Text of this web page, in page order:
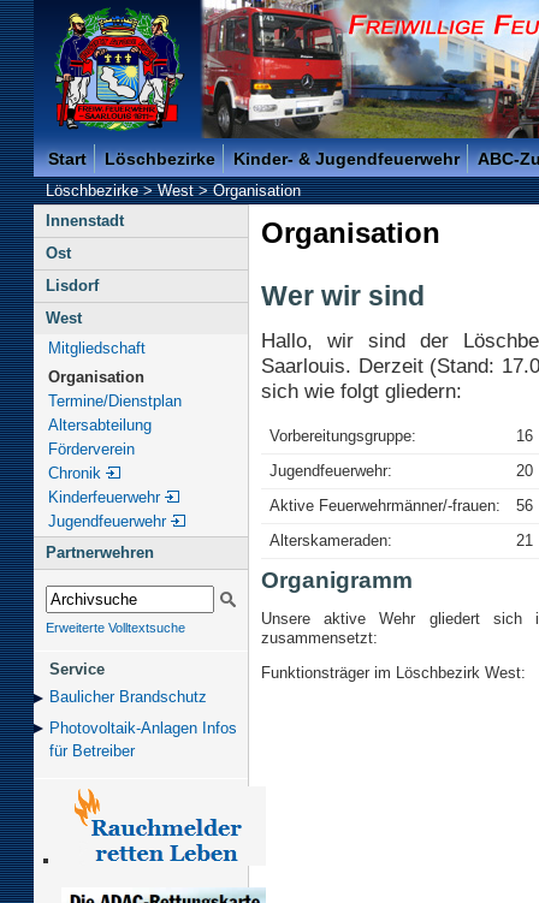
Freiwillige Feuerwehr der Kreisstadt Saarlouis -
Start Löschbezirke Kinder- & Jugendfeuerwehr ABC-
Löschbezirke>West>Organisation
Innenstadt
Ost
Lisdorf
West
Mitgliedschaft
Organisation
Termine/Dienstplan
Altersabteilung
Förderverein
Chronik
Kinderfeuerwehr
Jugendfeuerwehr
Partnerwehren
Erweiterte Volltextsuche
Service
Baulicher Brand­schutz
Photovoltaik-Anlagen Infos
für Betreiber
Organisation
Wer wir sind
Hallo, wir sind der
Saarlouis. Derzeit (Stand:
sich wie folgt gliedern:
Vorbereitungsgruppe:
16
Jugendfeuerwehr:
20
Aktive Feuerwehrmänner/-frauen:
56
Alterskameraden:
21
Organigramm
Unsere aktive Wehr gliedert
zusammensetzt:
Funktionsträger im Löschbezirk West: